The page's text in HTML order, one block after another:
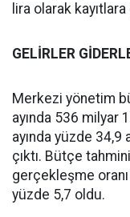
lira olarak
GELİRLER
Merkezi yönetim
ayında 536 milyar
ayında yüzde
çıktı. Bütçe
gerçekleşme
yüzde 5,7 oldu.